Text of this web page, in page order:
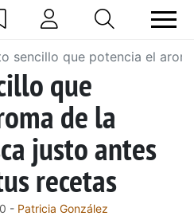
sencillo que potencia el
que
de la
justo antes
recetas
- Patricia González